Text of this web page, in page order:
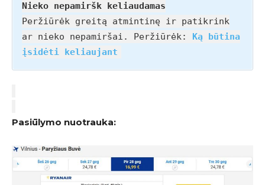
Nieko nepamiršk keliaudamas
Peržiūrėk greitą atmintinę ir patikrink
ar nieko nepamiršai. Peržiūrėk: Ką būtina
įsidėti keliaujant
Pasiūlymo nuotrauka: